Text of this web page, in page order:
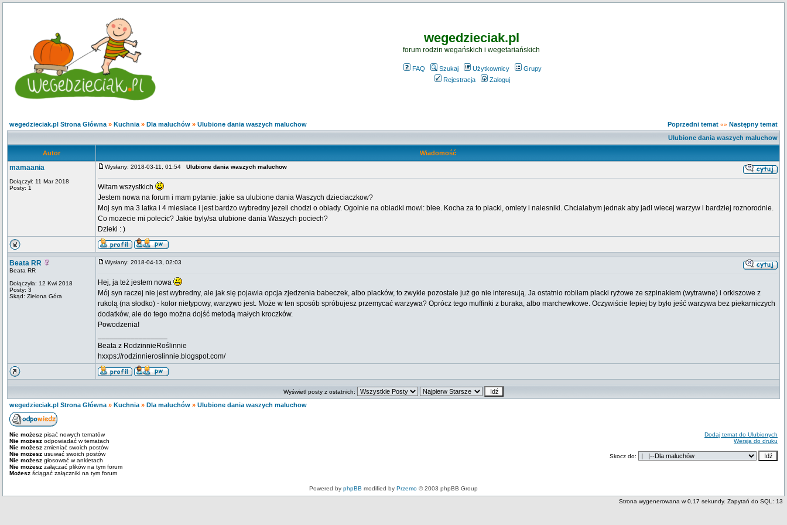
wegedzieciak.pl
forum rodzin wegańskich i wegetariańskich
FAQ Szukaj Użytkownicy
Grupy
Rejestracja
Zaloguj
wegedzieciak.pl Strona Główna » Kuchnia » Dla maluchów » Ulubione dania waszych maluchow Poprzedni temat «» Następny temat
Ulubione dania waszych maluchow
Autor Wiadomość
mamaania
Dołączył: 11 Mar 2018
Posty: 1
Wysłany: 2018-03-11, 01:54 Ulubione dania waszych maluchow
Witam wszystkich
Jestem nowa na forum i mam pytanie: jakie sa ulubione dania Waszych dzieciaczkow?
Moj syn ma 3 latka i 4 miesiace i jest bardzo wybredny jezeli chodzi o obiady. Ogolnie na obiadki mowi: blee. Kocha za to placki, omlety i nalesniki. Chcialabym jednak aby jadl wiecej warzyw i bardziej roznorodnie.
Co mozecie mi polecic? Jakie byly/sa ulubione dania Waszych pociech?
Dzieki : )
Beata RR
Beata RR
Dołączyła: 12 Kwi 2018
Posty: 3
Skąd: Zielona Góra
Wysłany: 2018-04-13, 02:03
Hej, ja też jestem nowa
Mój syn raczej nie jest wybredny, ale jak się pojawia opcja zjedzenia babeczek, albo placków, to zwykle pozostałe już go nie interesują. Ja ostatnio robiłam placki ryżowe ze szpinakiem (wytrawne) i orkiszowe z
rukolą (na słodko) - kolor nietypowy, warzywo jest. Może w ten sposób spróbujesz przemycać warzywa? Oprócz tego muffinki z buraka, albo marchewkowe. Oczywiście lepiej by było jeść warzywa bez piekarniczych
dodatków, ale do tego można dojść metodą małych kroczków.
Powodzenia!
Beata z RodzinnieRoślinnie
hxxps://rodzinnieroslinnie.blogspot.com/
Wyświetl posty z ostatnich:
wegedzieciak.pl Strona Główna » Kuchnia » Dla maluchów » Ulubione dania waszych maluchow
Nie możesz pisać nowych tematów
Nie możesz odpowiadać w tematach
Nie możesz zmieniać swoich postów
Nie możesz usuwać swoich postów
Nie możesz głosować w ankietach
Nie możesz załączać plików na tym forum
Możesz ściągać załączniki na tym forum
Dodaj temat do Ulubionych
Wersja do druku
Skocz do:
Powered by phpBB modified by Przemo © 2003 phpBB Group
Strona wygenerowana w 0,17 sekundy. Zapytań do SQL: 13